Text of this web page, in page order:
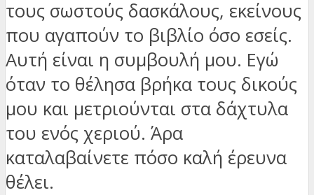
τους σωστούς δασκάλους, εκείνους
που αγαπούν το βιβλίο όσο εσείς.
Αυτή είναι η συμβουλή μου. Εγώ
όταν το θέλησα βρήκα τους δικούς
μου και μετριούνται στα δάχτυλα
του ενός χεριού. Άρα
καταλαβαίνετε πόσο καλή έρευνα
θέλει.